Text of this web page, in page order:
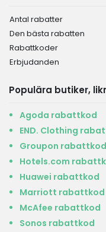
Antal rabatter
Den bästa rabatten
Rabattkoder
Erbjudanden
Populära butiker,
Agoda rabattkod
END. Clothing
Groupon rabattkod
Hotels.com
Huawei rabattkod
Marriott rabattkod
McAfee rabattkod
Sonos rabattkod